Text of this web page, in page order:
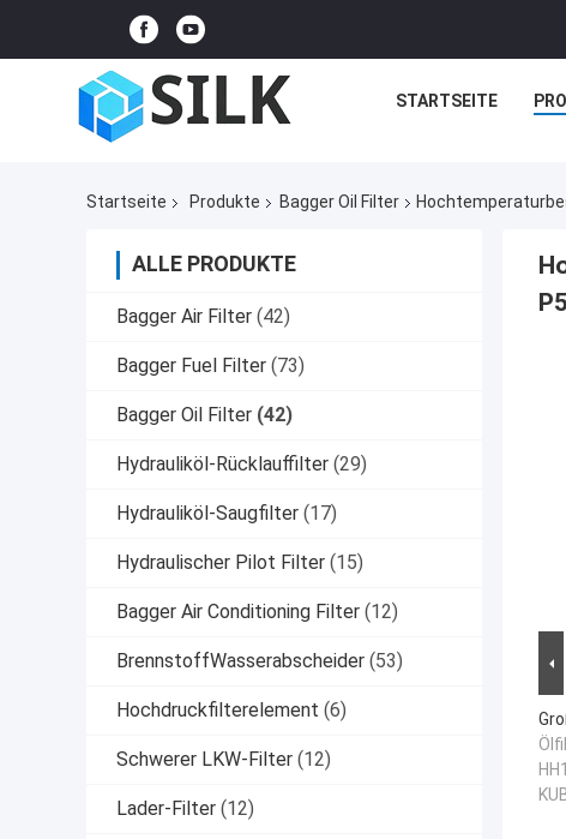
STARTSEITE
Startseite Produkte Bagger Oil Filter
ALLE PRODUKTE
Bagger Air Filter (42)
Bagger Fuel Filter (73)
Bagger Oil Filter (42)
Hydrauliköl-Rücklauffilter (29)
Hydrauliköl-Saugfilter (17)
Hydraulischer Pilot Filter (15)
Bagger Air Conditioning Filter (12)
BrennstoffWasserabscheider (53)
Hochdruckfilterelement (6)
Schwerer LKW-Filter (12)
Lader-Filter (12)